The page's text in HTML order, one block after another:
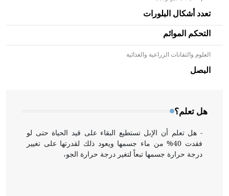
تعدد أشكال البلورات
التحكم الموائم
العلوم والتقانات الزراعية والغذائية
البصل
هل تعلم؟
- هل تعلم أن الأبلق نوع من الفنون الهندسية التي ارتبطت
بالعمارة الإسلامية في بلاد الشام ومصر خاصة، حيث يحرص
المعمار على بناء مداميكه وخاصة في الواجهات
- هل تعلم أن الإبل تستطيع البقاء على قيد الحياة حتى لو
فقدت 40% من ماء جسمها ويعود ذلك لقدرتها على تغيير
درجة حرارة جسمها تبعاً لتغير درجة حرارة الجو،